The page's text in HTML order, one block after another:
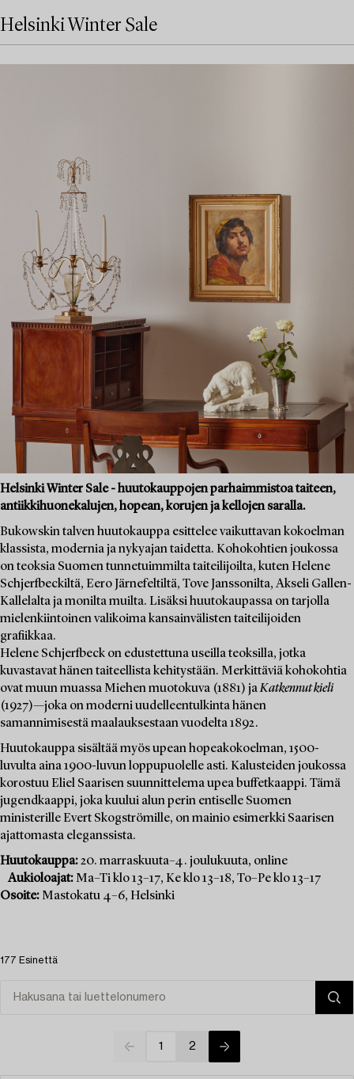
Helsinki Winter Sale
Helsinki Winter Sale - huutokauppojen parhaimmistoa taiteen,
antiikkihuonekalujen, hopean, korujen ja kellojen saralla.
Bukowskin talven huutokauppa esittelee vaikuttavan kokoelman
klassista, modernia ja nykyajan taidetta. Kohokohtien joukossa
on teoksia Suomen tunnetuimmilta taiteilijoilta, kuten Helene
Schjerfbeckiltä, Eero Järnefeltiltä, Tove Janssonilta, Akseli Gallen-
Kallelalta ja monilta muilta. Lisäksi huutokaupassa on tarjolla
mielenkiintoinen valikoima kansainvälisten taiteilijoiden
grafiikkaa.
Helene Schjerfbeck on edustettuna useilla teoksilla, jotka
kuvastavat hänen taiteellista kehitystään. Merkittäviä kohokohtia
ovat muun muassa Miehen muotokuva (1881) jaKatkennut kieli
(1927)—joka on moderni uudelleentulkinta hänen
samannimisestä maalauksestaan vuodelta 1892.
Huutokauppa sisältää myös upean hopeakokoelman, 1500-
luvulta aina 1900-luvun loppupuolelle asti. Kalusteiden joukossa
korostuu Eliel Saarisen suunnittelema upea buffetkaappi. Tämä
jugendkaappi, joka kuului alun perin entiselle Suomen
ministerille Evert Skogströmille, on mainio esimerkki Saarisen
ajattomasta eleganssista.
Huutokauppa:20. marraskuuta–4. joulukuuta, online
Aukioloajat:Ma–Ti klo 13–17, Ke klo 13–18, To–Pe klo 13–17
Osoite:Mastokatu 4–6, Helsinki
177 Esinettä
1 2